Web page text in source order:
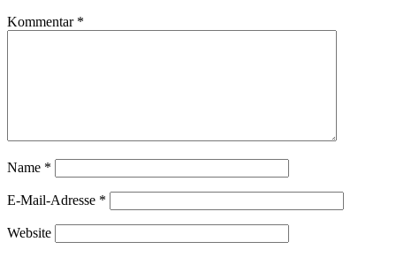
Kommentar *
Name *
E-Mail-Adresse *
Website